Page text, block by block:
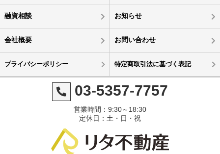
融資相談 お知らせ
会社概要 お問い合わせ
プライバシーポリシー 特定商取引法に基づく表記
03-5357-7757
営業時間：9:30～18:30
定休日：土・日・祝